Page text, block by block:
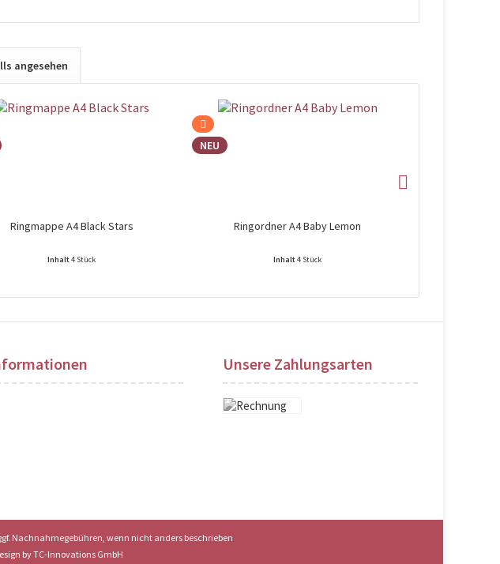
angesehen
Ringmappe A4 Black Stars
Inhalt4 Stück
nach Login sichtbar!
NEU
Ringordner A4 Baby Lemon
Inhalt4 Stück
Preise nach Login sichtbar!
Unsere Zahlungsarten
Nachnahmegebühren, wenn nicht anders beschrieben
byTC-Innovations GmbH